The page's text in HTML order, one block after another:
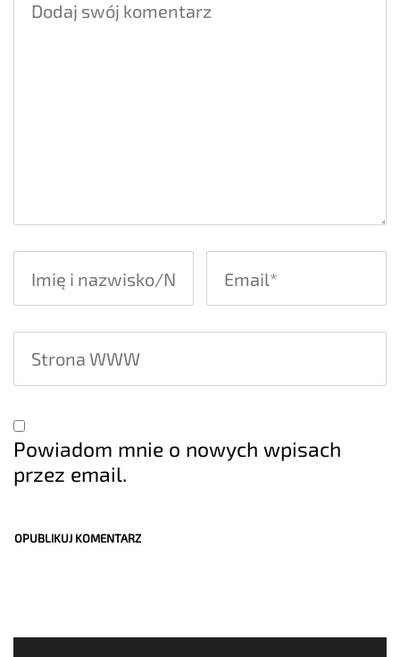
Powiadom mnie o nowych wpisach
przez email.